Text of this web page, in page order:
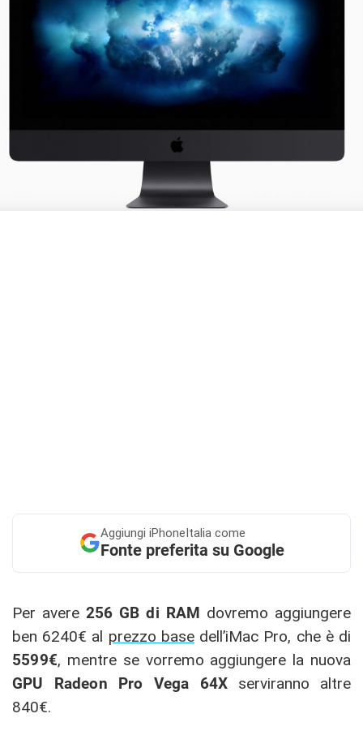
Aggiungi iPhoneItalia come
Fonte preferita su Google
Per avere 256 GB di RAM dovremo aggiungere
ben 6240€ al prezzo basedell’iMac Pro, che è di
5599€, mentre se vorremo aggiungere la nuova
GPU Radeon Pro Vega 64X serviranno altre
840€.